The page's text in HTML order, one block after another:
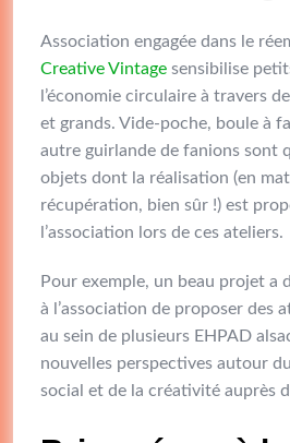
Association engagée dans le
Creative Vintage sensibilise
l’économie circulaire à travers
et grands. Vide-poche, boule à
autre guirlande de fanions sont
objets dont la réalisation (en
récupération, bien sûr !) est
l’association lors de ces ateliers.
Pour exemple, un beau projet a
à l’association de proposer des
au sein de plusieurs EHPAD
nouvelles perspectives autour
social et de la créativité auprès